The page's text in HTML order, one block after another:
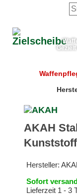
AKAH
Hersteller:
Sofort
Lieferzeit 1 - 3